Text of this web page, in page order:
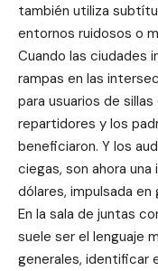
también utiliza
entornos ruidosos o
Cuando las ciudades
rampas en las
para usuarios de
repartidores y los
beneficiaron. Y los
ciegas, son ahora
dólares, impulsada
En la sala de juntas
suele ser el lenguaje
generales, identificar